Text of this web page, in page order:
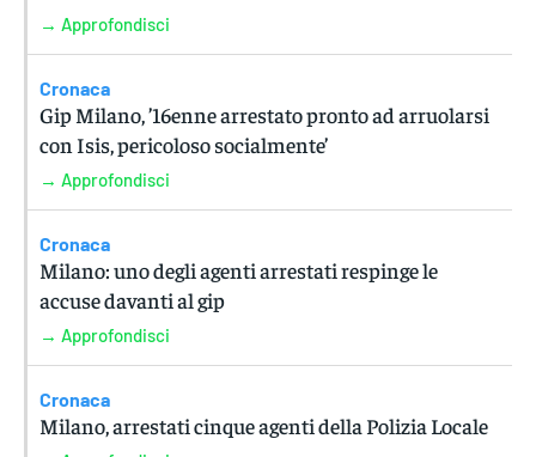
→ Approfondisci
Cronaca
Gip Milano, ’16enne arrestato pronto ad arruolarsi
con Isis, pericoloso socialmente’
→ Approfondisci
Cronaca
Milano: uno degli agenti arrestati respinge le
accuse davanti al gip
→ Approfondisci
Cronaca
Milano, arrestati cinque agenti della Polizia Locale